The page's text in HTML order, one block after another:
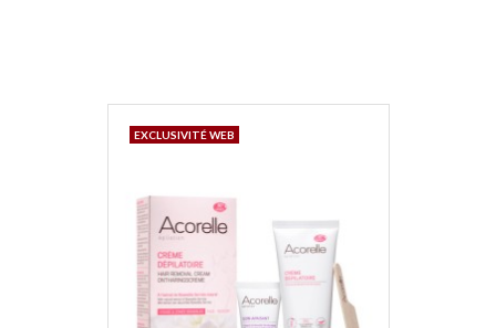
EXCLUSIVITÉ WEB